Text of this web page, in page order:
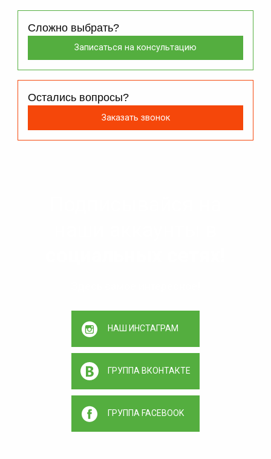
Сложно выбрать?
Записаться на консультацию
Остались вопросы?
Заказать звонок
НАШ ИНСТАГРАМ
ГРУППА ВКОНТАКТЕ
ГРУППА FACEBOOK